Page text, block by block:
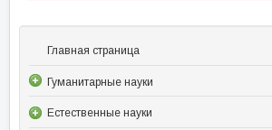
Главная страница
Гуманитарные науки
Естественные науки